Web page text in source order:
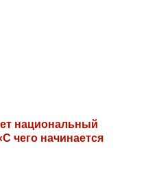
национальный
чего начинается